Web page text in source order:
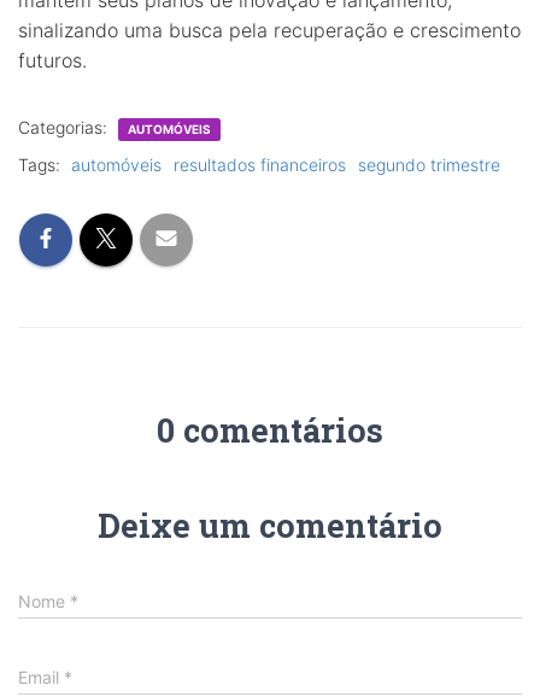
sinalizando uma busca pela recuperação e crescimento
futuros.
Categorias: AUTOMÓVEIS
Tags: automóveis resultados financeiros segundo trimestre
0 comentários
Deixe um comentário
Nome *
Email *